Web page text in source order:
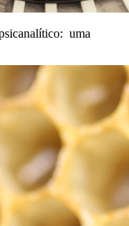
uma